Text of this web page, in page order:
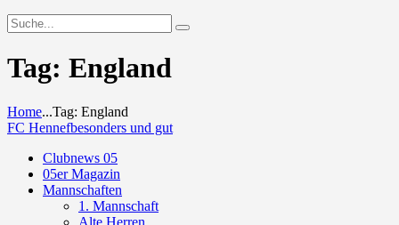
Tag: England
Home...Tag: England
FC Hennefbesonders und gut
Clubnews 05
05er Magazin
Mannschaften
1. Mannschaft
Alte Herren